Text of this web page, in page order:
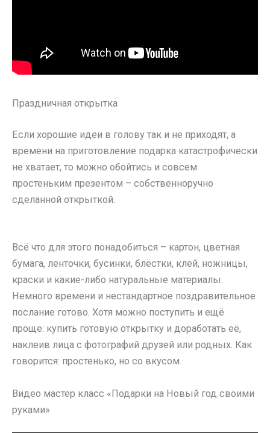
Праздничная открытка
Если хорошие идеи в голову так и не приходят, а
времени на приготовление подарка катастрофически
не хватает, то можно обойтись и совсем
простеньким презентом – собственноручно
сделанной открыткой.
Всё что для этого понадобиться – картон, цветная
бумага, ленточки, бусинки, блёстки, клей, ножницы,
краски и какие-либо натуральные материалы.
Немного времени и нестандартное поздравительное
послание готово. Хотя можно поступить и ещё
проще: купить готовую открытку и доработать её,
наклеив лица с фотографий друзей или родных. Как
говорится: простенько, но со вкусом.
Видео мастер класс «Подарки на Новый год своими
руками»